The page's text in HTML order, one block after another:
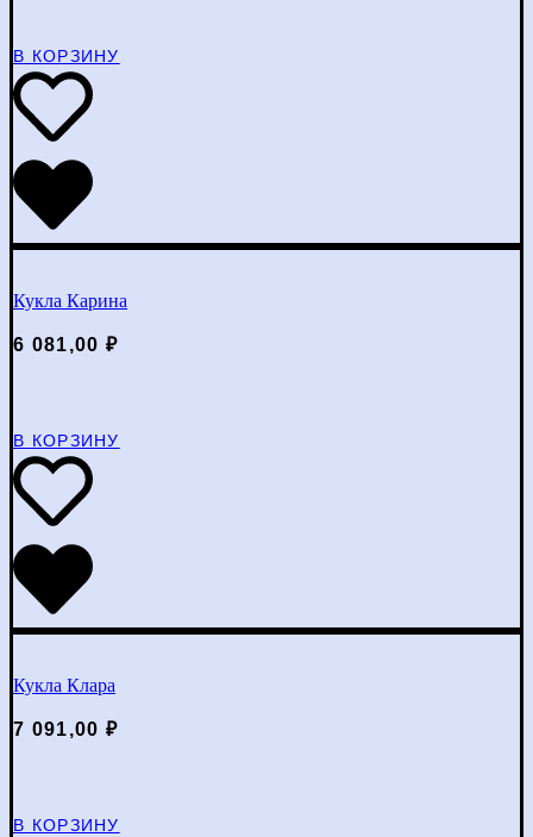
В КОРЗИНУ
Кукла Карина
6 081,00 ₽
В КОРЗИНУ
Кукла Клара
7 091,00 ₽
В КОРЗИНУ